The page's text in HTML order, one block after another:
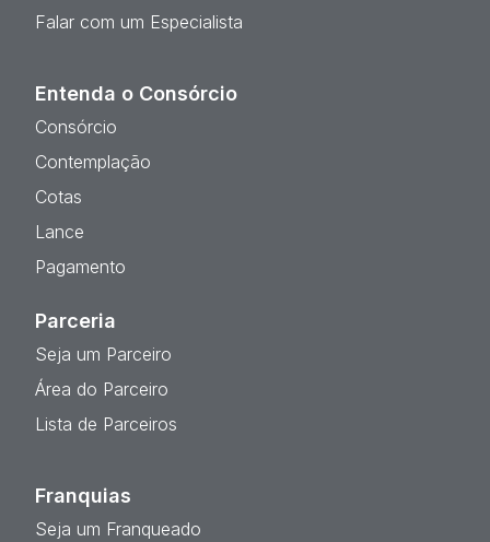
Falar com um Especialista
Entenda o Consórcio
Consórcio
Contemplação
Cotas
Lance
Pagamento
Parceria
Seja um Parceiro
Área do Parceiro
Lista de Parceiros
Franquias
Seja um Franqueado